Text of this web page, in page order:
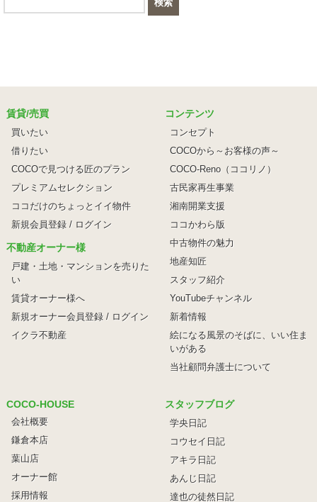
賃貸/売買
買いたい
借りたい
COCOで見つける匠のプラン
プレミアムセレクション
ココだけのちょっとイイ物件
新規会員登録 / ログイン
不動産オーナー様
戸建・土地・マンションを売りた
い
賃貸オーナー様へ
新規オーナー会員登録 / ログイン
イクラ不動産
コンテンツ
コンセプト
COCOから～お客様の声～
COCO-Reno（ココリノ）
古民家再生事業
湘南開業支援
ココかわら版
中古物件の魅力
地産知匠
スタッフ紹介
YouTubeチャンネル
新着情報
絵になる風景のそばに、 いい住ま
いがある
当社顧問弁護士について
COCO-HOUSE
会社概要
鎌倉本店
葉山店
オーナー館
採用情報
スタッフブログ
学央日記
コウセイ日記
アキラ日記
あんじ日記
達也の徒然日記